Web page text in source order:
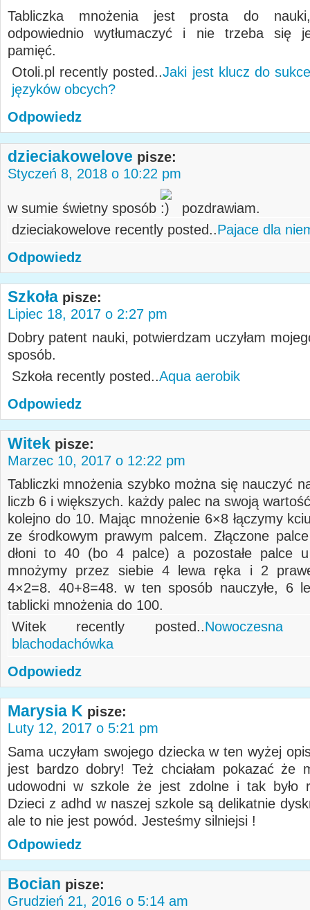
Tabliczka mnożenia jest prosta do
odpowiednio wytłumaczyć i nie trzeba się
pamięć.
Otoli.pl recently posted..Jaki jest klucz do
języków obcych?
Odpowiedz
dzieciakowelove pisze:
Styczeń 8, 2018 o 10:22 pm
w sumie świetny sposób
pozdrawiam.
dzieciakowelove recently posted..Pajace dla
Odpowiedz
Szkoła pisze:
Lipiec 18, 2017 o 2:27 pm
Dobry patent nauki, potwierdzam uczyłam
sposób.
Szkoła recently posted..Aqua aerobik
Odpowiedz
Witek pisze:
Marzec 10, 2017 o 12:22 pm
Tabliczki mnożenia szybko można się nauczyć
liczb 6 i większych. każdy palec na swoją
kolejno do 10. Mając mnożenie 6×8 łączymy
ze środkowym prawym palcem. Złączone
dłoni to 40 (bo 4 palce) a pozostałe palce
mnożymy przez siebie 4 lewa ręka i 2
4×2=8. 40+8=48. w ten sposób nauczyłe, 6
tablicki mnożenia do 100.
Witek recently posted..
blachodachówka
Odpowiedz
Marysia K pisze:
Luty 12, 2017 o 5:21 pm
Sama uczyłam swojego dziecka w ten wyżej
jest bardzo dobry! Też chciałam pokazać że
udowodni w szkole że jest zdolne i tak było
Dzieci z adhd w naszej szkole są delikatnie
ale to nie jest powód. Jesteśmy silniejsi !
Odpowiedz
Bocian pisze:
Grudzień 21, 2016 o 5:14 am